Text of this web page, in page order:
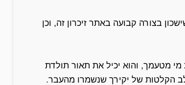
אנו נייצר עבורך הסכת של 10-15 דקות שישכון בצורה קבועה באתר זיכרון זה, וכן
מי מטעמך, והוא יכיל את תאור תולדת
הקלטות של יקירך שנשמרו מהעבר.